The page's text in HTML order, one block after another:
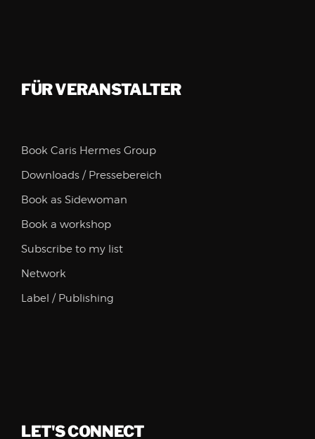
FÜR VERANSTALTER
Book Caris Hermes Group
Downloads / Pressebereich
Book as Sidewoman
Book a workshop
Subscribe to my list
Network
Label / Publishing
LET'S CONNECT